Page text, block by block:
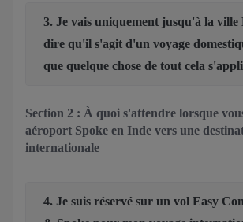
3. Je vais uniquement jusqu'à la ville
dire qu'il s'agit d'un voyage
que quelque chose de tout cela
Section 2 : À quoi s'attendre lorsque
aéroport Spoke en Inde vers une
internationale
4. Je suis réservé sur un vol Easy